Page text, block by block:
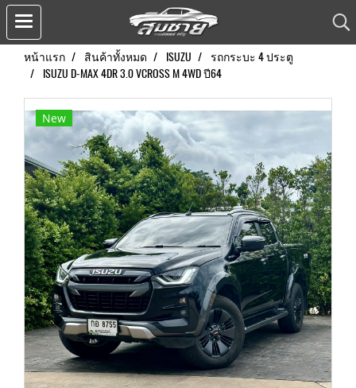
หน้าแรก สินค้าทั้งหมด ISUZU
รถกระบะ 4 ประตู
ISUZU D-MAX 4DR 3.0 VCROSS M 4WD ปี64
New